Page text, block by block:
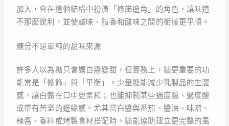
加入，會在這個結構中扮演「修飾邊角」的角色，讓味道
不那麼銳利，並使鹹味、脂香和酸味之間的銜接更平順。
糖分不是單純的甜味來源
許多人以為糖只會讓白醬變甜，但實務上，糖更重要的功
能常是「修飾」與「平衡」。少量糖能減少乳製品的生澀
感，讓白醬在口中更柔和；也能抑制某些過度鹹、過度酸
或帶有苦澀的邊緣感。尤其當白醬與番茄、醬油、味噌、
辣醬、香料或烤製食材搭配時，糖能協助建立更完整的風